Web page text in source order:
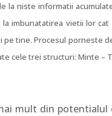
la niste informatii
imbunatatirea vietii lor cat
tine. Procesul porneste
cele trei structuri: Minte –
mult din